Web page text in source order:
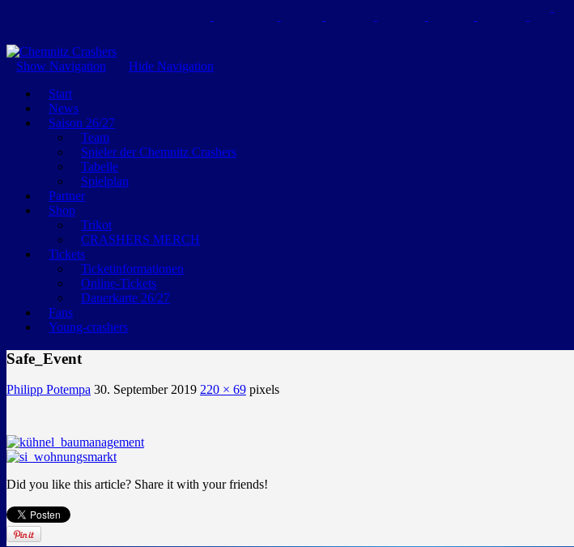
GEMEINSAM EINE LEIDENSCHAFT
Show Navigation
Hide Navigation
Start
News
Saison 26/27
Team
Spieler der Chemnitz Crashers
Tabelle
Spielplan
Partner
Shop
Trikot
CRASHERS MERCH
Tickets
Ticketinformationen
Online-Tickets
Dauerkarte 26/27
Fans
Young-crashers
Safe_Event
Philipp Potempa 30. September 2019 220 × 69 pixels
Did you like this article? Share it with your friends!